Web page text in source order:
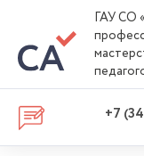
ГАУ СО
+7